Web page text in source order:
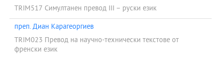
TRIM517 Симултанен превод III – руски език
преп. Диан Карагеоргиев
TRIM023 Превод на научно-технически текстове от
френски език